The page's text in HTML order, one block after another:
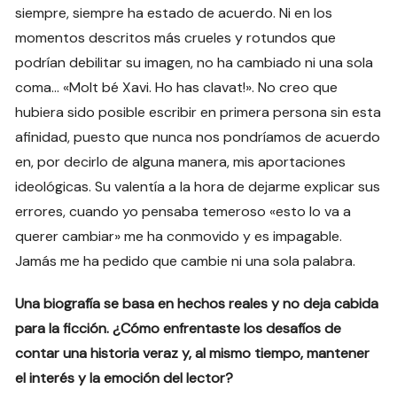
siempre, siempre ha estado de acuerdo. Ni en los
momentos descritos más crueles y rotundos que
podrían debilitar su imagen, no ha cambiado ni una sola
coma… «Molt bé Xavi. Ho has clavat!». No creo que
hubiera sido posible escribir en primera persona sin esta
afinidad, puesto que nunca nos pondríamos de acuerdo
en, por decirlo de alguna manera, mis aportaciones
ideológicas. Su valentía a la hora de dejarme explicar sus
errores, cuando yo pensaba temeroso «esto lo va a
querer cambiar» me ha conmovido y es impagable.
Jamás me ha pedido que cambie ni una sola palabra.
Una biografía se basa en hechos reales y no deja cabida
para la ficción. ¿Cómo enfrentaste los desafíos de
contar una historia veraz y, al mismo tiempo, mantener
el interés y la emoción del lector?